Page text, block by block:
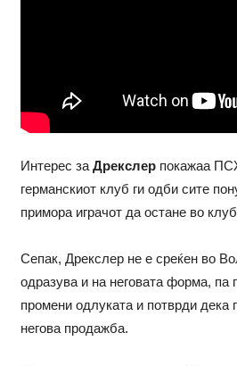
Интерес за Дрекслерпокажаа
германскиот клуб ги одби сите
примора играчот да остане во
Сепак, Дрекслер не е среќен во
одразува и на неговата форма, па
промени одлуката и потврди дека
негова продажба.